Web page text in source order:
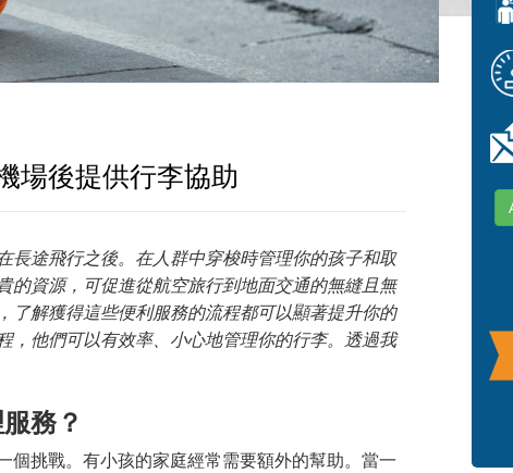
場後提供行李協助
長途飛行之後。在人群中穿梭時管理你的孩子和取
的資源，可促進從航空旅行到地面交通的無縫且無
了解獲得這些便利服務的流程都可以顯著提升你的
，他們可以有效率、小心地管理你的行李。透過我
務？
挑戰。有小孩的家庭經常需要額外的幫助。當一